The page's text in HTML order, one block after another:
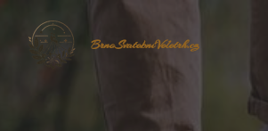
BrnoSvatebníVeletrh.cz